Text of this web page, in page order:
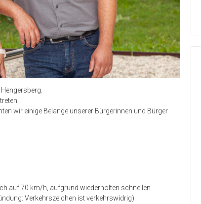
wir einige Belange unserer Bürgerinnen und Bürger
auf 70 km/h, aufgrund wiederholten schnellen
Verkehrszeichen ist verkehrswidrig)